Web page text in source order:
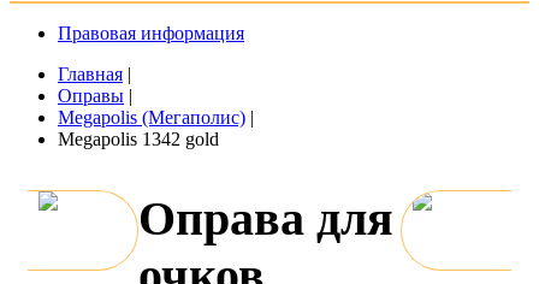
Правовая информация
Главная |
Оправы |
Megapolis (Мегаполис) |
Megapolis 1342 gold
Оправа для